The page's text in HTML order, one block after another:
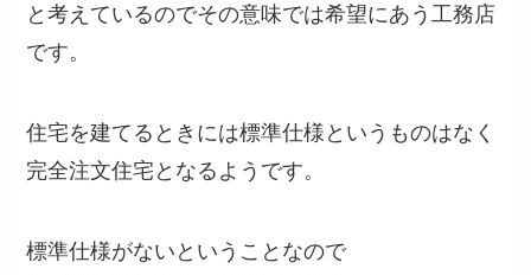
と考えているのでその意味では希望にあう工務店
です。
住宅を建てるときには標準仕様というものはなく
完全注文住宅となるようです。
標準仕様がないということなので